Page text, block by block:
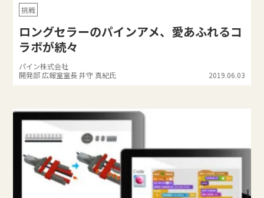
挑戦
ロングセラーのパインアメ、愛あふれるコ
ラボが続々
パイン株式会社
開発部 広報室室長 井守 真紀氏
2019.06.03